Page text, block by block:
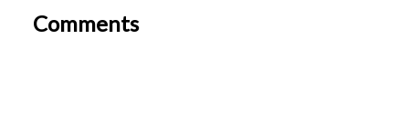
Comments